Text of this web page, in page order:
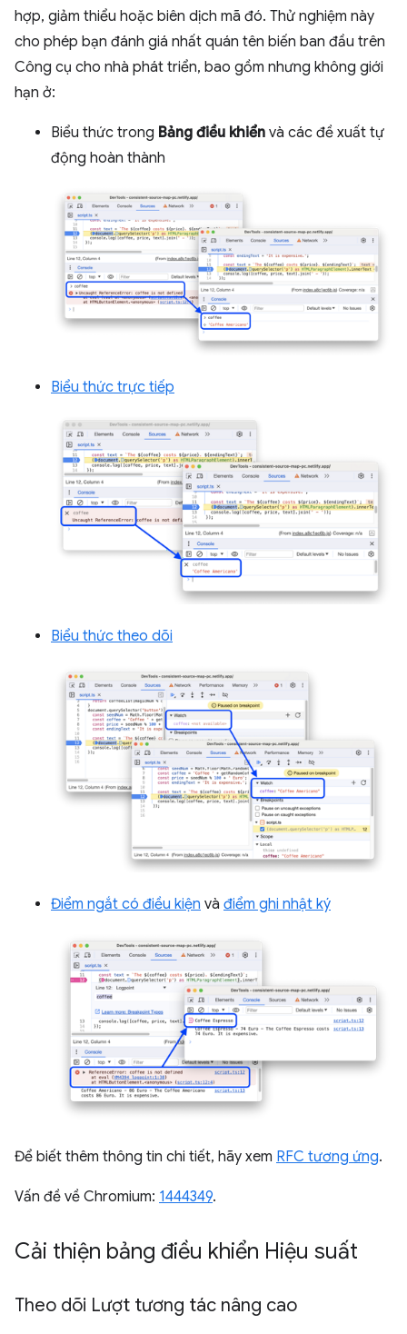
hợp, giảm thiểu hoặc biên dịch mã đó. Thử nghiệm này
cho phép bạn đánh giá nhất quán tên biến ban đầu trên
Công cụ cho nhà phát triển, bao gồm nhưng không giới
hạn ở:
Biểu thức trong Bảng điều khiển và các đề xuất tự
động hoàn thành
Biểu thức trực tiếp
Biểu thức theo dõi
Điểm ngắt có điều kiện và điểm ghi nhật ký
Để biết thêm thông tin chi tiết, hãy xem RFC tương ứng.
Vấn đề về Chromium: 1444349.
Cải thiện bảng điều khiển Hiệu suất
Theo dõi Lượt tương tác nâng cao